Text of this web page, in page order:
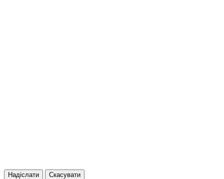
Надіслати Скасувати